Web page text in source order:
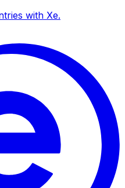
with Xe.